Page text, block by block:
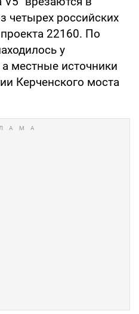
четырех российских
22160. По
у
местные источники
Керченского моста